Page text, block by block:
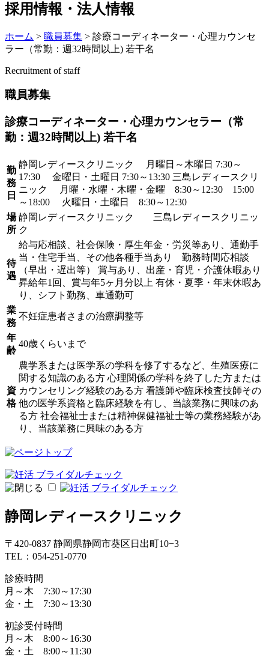
採用情報・法人情報
ホーム > 職員募集 > 診療コーディネーター・心理カウンセ
ラー（常勤：週32時間以上) 若干名
Recruitment of staff
職員募集
診療コーディネーター・心理カウンセラー（常
勤：週32時間以上) 若干名
勤
務
日
静岡レディースクリニック 月曜日～木曜日 7:30～
17:30 金曜日・土曜日 7:30～13:30 三島レディースクリ
ニック 月曜・水曜・木曜・金曜 8:30～12:30 15:00
～18:00 火曜日・土曜日 8:30～12:30
場
所
静岡レディースクリニック 三島レディースクリニッ
ク
待
遇
給与応相談、社会保険・厚生年金・労災等あり、通勤手
当・住宅手当、その他各種手当あり 勤務時間応相談
（早出・遅出等） 賞与あり、出産・育児・介護休暇あり
昇給年1回、賞与年5ヶ月分以上 有休・夏季・年末休暇あ
り、シフト勤務、車通勤可
業
務
不妊症患者さまの治療調整等
年
齢
40歳くらいまで
資
格
農学系または医学系の学科を修了するなど、生殖医療に
関する知識のある方 心理関係の学科を終了した方または
カウンセリング経験のある方 看護師や臨床検査技師その
他の医学系資格と臨床経験を有し、当該業務に興味のあ
る方 社会福祉士または精神保健福祉士等の業務経験があ
り、当該業務に興味のある方
静岡レディースクリニック
〒420-0837 静岡県静岡市葵区日出町10−3
TEL：054-251-0770
診療時間
月～木 7:30～17:30
金・土 7:30～13:30
初診受付時間
月～木 8:00～16:30
金・土 8:00～11:30